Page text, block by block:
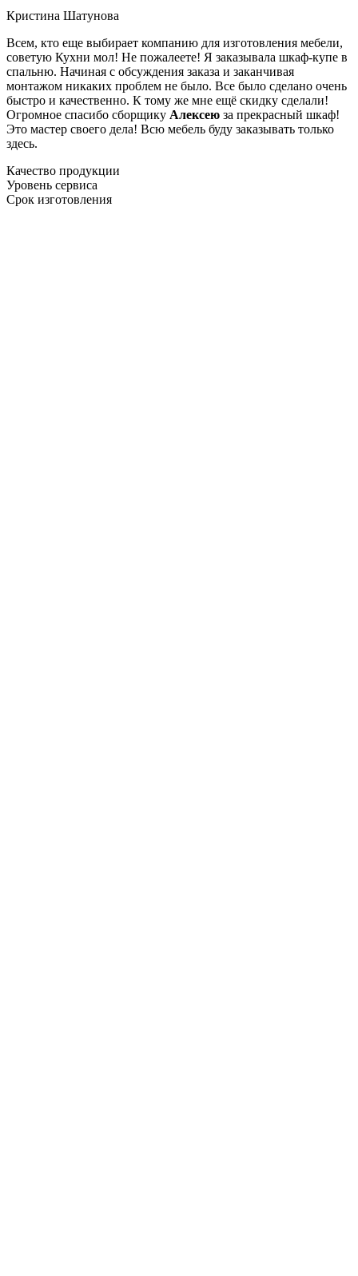
Кристина Шатунова
Всем, кто еще выбирает компанию для изготовления мебели,
советую Кухни мол! Не пожалеете! Я заказывала шкаф-купе в
спальню. Начиная с обсуждения заказа и заканчивая
монтажом никаких проблем не было. Все было сделано очень
быстро и качественно. К тому же мне ещё скидку сделали!
Огромное спасибо сборщику Алексею за прекрасный шкаф!
Это мастер своего дела! Всю мебель буду заказывать только
здесь.
Качество продукции
Уровень сервиса
Срок изготовления